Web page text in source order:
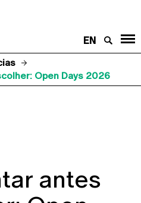
EN
Open Days 2026
antes